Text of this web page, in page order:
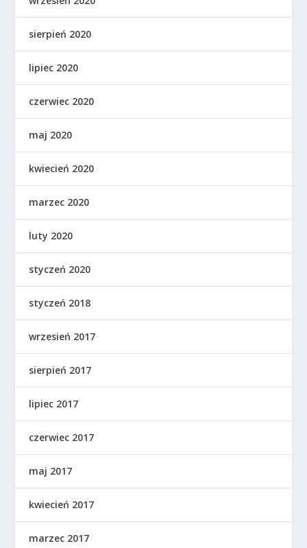
sierpień 2020
lipiec 2020
czerwiec 2020
maj 2020
kwiecień 2020
marzec 2020
luty 2020
styczeń 2020
styczeń 2018
wrzesień 2017
sierpień 2017
lipiec 2017
czerwiec 2017
maj 2017
kwiecień 2017
marzec 2017